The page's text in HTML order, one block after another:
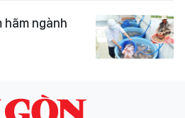
hãm ngành